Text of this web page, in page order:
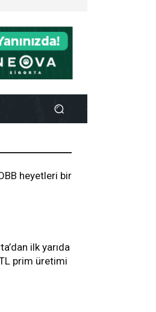
heyetleri bir
ilk yarıda
prim üretimi